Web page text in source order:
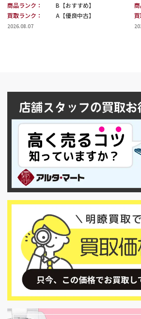
商品ランク：
B【おすすめ】
買取ランク：
A【優良中古】
2026.08.07
商